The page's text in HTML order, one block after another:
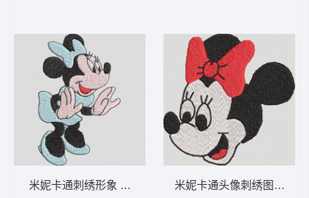
米妮卡通刺绣形象 米妮 43-DST格式米妮卡通头像刺绣图案 米